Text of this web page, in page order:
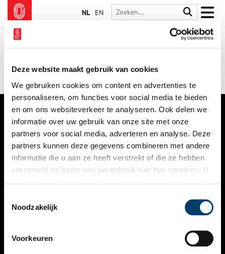
Deze website maakt gebruik van cookies
We gebruiken cookies om content en advertenties te
personaliseren, om functies voor social media te bieden
en om ons websiteverkeer te analyseren. Ook delen we
informatie over uw gebruik van onze site met onze
partners voor social media, adverteren en analyse. Deze
partners kunnen deze gegevens combineren met andere
informatie die u aan ze heeft verstrekt of die ze hebben
verzameld op basis van uw gebruik van hun services. U
Noodzakelijk
Voorkeuren
NL EN
VERHALEN
NIEUWS
KALENDER
ACTIVITEITEN